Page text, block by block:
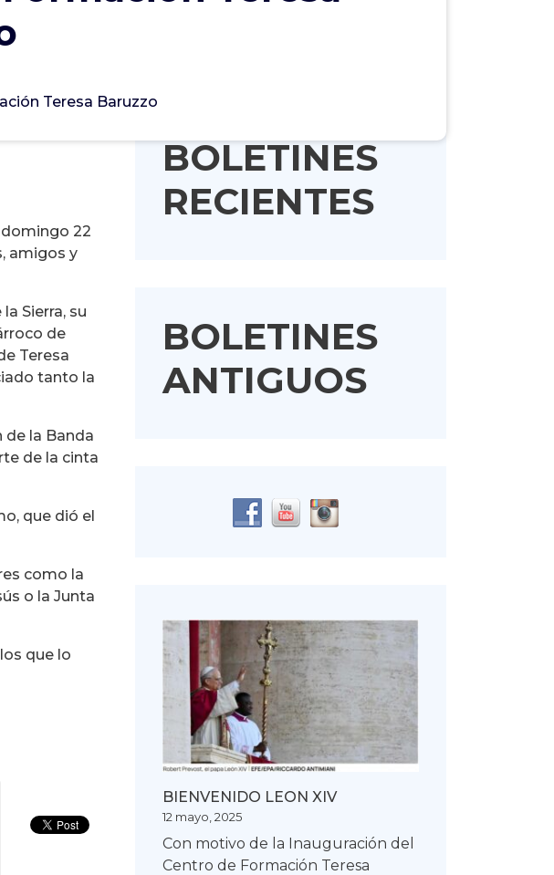
Teresa Baruzzo
22
amigos y
Sierra, su
de
Teresa
tanto la
de la Banda
de la cinta
que dió el
como la
o la Junta
que lo
BOLETINES
RECIENTES
BOLETINES
ANTIGUOS
BIENVENIDO LEON XIV
12 mayo, 2025
Con motivo de la Inauguración del
Centro de Formación Teresa